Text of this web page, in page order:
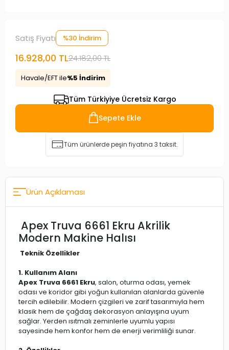
Satış Fiyatı %30 İndirim
16.928,00 TL24.182,00 TL
Havale/EFT ile%5 İndirim
Tüm Türkiyiye Ücretsiz Kargo
Sepete Ekle
Tüm ürünlerde peşin fiyatına 3 taksit.
Ürün Açıklaması
Apex Truva 6661 Ekru Akrilik
Modern Makine Halısı
Teknik Özellikler
1. Kullanım Alanı
Apex Truva 6661 Ekru, salon, oturma odası, yemek
odası ve koridor gibi yoğun kullanılan alanlarda güvenle
tercih edilebilir. Modern çizgileri ve zarif tasarımıyla hem
klasik hem de çağdaş dekorasyon anlayışına uyum
sağlar. Yerden ısıtmalı zeminlerle uyumlu yapısı
sayesinde hem konfor hem de enerji verimliliği sunar.